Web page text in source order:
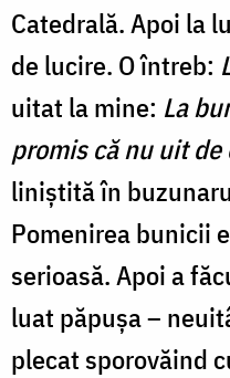
Catedrală. Apoi la
de lucire. O întreb:
uitat la mine: La
promis că nu uit de
liniștită în
Pomenirea bunicii
serioasă. Apoi a
luat păpușa –
plecat sporovăind